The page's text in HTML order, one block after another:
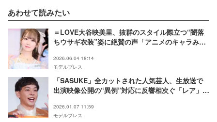
あわせて読みたい
＝LOVE大谷映美里、抜群のスタイル際立つ“闇落
ちウサギ衣装”姿に絶賛の声「アニメのキャラみた
2026.06.04 18:14
モデルプレス
「SASUKE」全カットされた人気芸人、生放送で
出演映像公開の“異例”対応に反響相次ぐ「レア」
2026.01.07 11:59
モデルプレス